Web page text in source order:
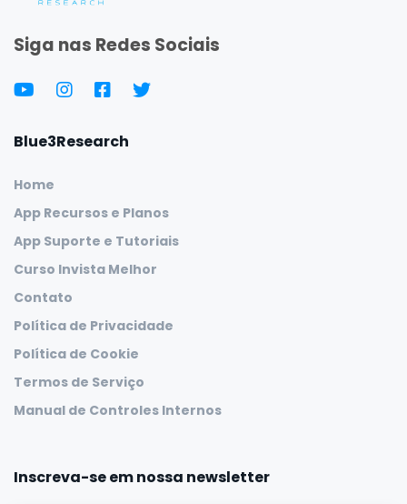
Siga nas Redes Sociais
Blue3Research
Home
App Recursos e Planos
App Suporte e Tutoriais
Curso Invista Melhor
Contato
Política de Privacidade
Política de Cookie
Termos de Serviço
Manual de Controles Internos
Inscreva-se em nossa newsletter